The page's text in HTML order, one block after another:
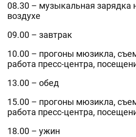
08.30 – музыкальная зарядка
воздухе
09.00 – завтрак
10.00 – прогоны мюзикла,
работа пресс-центра,
13.00 – обед
15.00 – прогоны мюзикла,
работа пресс-центра,
18.00 – ужин